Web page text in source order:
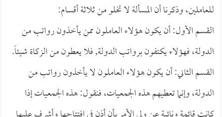
للعاملين، وذكرنا أن المسألة لا تخلو من ثلاثة أقسام:
القسم الأول: أن يكون هؤلاء العاملون ممن يأخذون رواتب من
الدولة، فهؤلاء يكتفون برواتب الدولة, فلا يعطون من الزكاة شيئاً.
القسم الثاني: أن يكون هؤلاء العاملون لا يأخذون رواتب من
الدولة، وإنما تعطيهم هذه الجمعيات، فنقول: هذه الجمعيات إذا